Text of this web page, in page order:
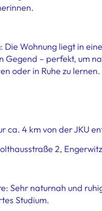
Die Wohnung liegt in
Gegend – perfekt, um
oder in Ruhe zu lernen.
ca. 4 km von der JKU
2,
Sehr naturnah und
Studium.